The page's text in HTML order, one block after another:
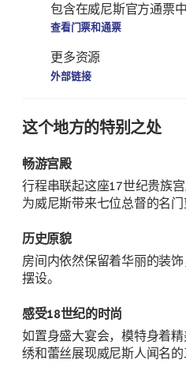
包含在威尼斯官方通票中
查看门票和通票
更多资源
外部链接
这个地方的特别之处
畅游宫殿
行程串联起这座17世纪贵族
为威尼斯带来七位总督的名门
历史原貌
房间内依然保留着华丽的装
摆设。
感受18世纪的时尚
如置身盛大宴会，模特身着
绣和蕾丝展现威尼斯人闻名的